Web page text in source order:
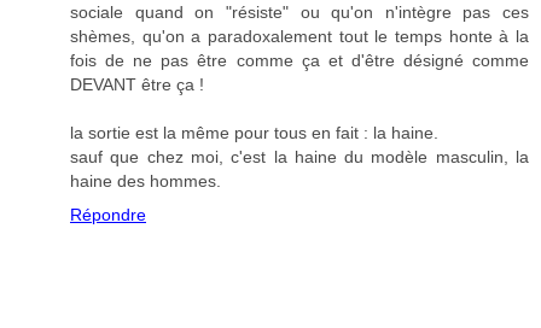
sociale quand on "résiste" ou qu'on n'intègre pas ces
shèmes, qu'on a paradoxalement tout le temps honte à la
fois de ne pas être comme ça et d'être désigné comme
DEVANT être ça !
la sortie est la même pour tous en fait : la haine.
sauf que chez moi, c'est la haine du modèle masculin, la
haine des hommes.
Répondre